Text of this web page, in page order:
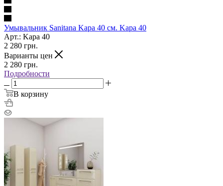
Умывальник Sanitana Kapa 40 см. Kapa 40
Арт.: Kapa 40
2 280 грн.
Варианты цен
2 280 грн.
Подробности
В корзину